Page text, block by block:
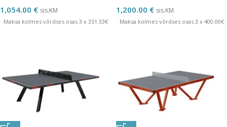
1,054.00 € sis.KM
Maksa kolmes võrdses osas 3 x 351.33€
1,200.00 € sis.KM
Maksa kolmes võrdses osas 3 x 400.00€